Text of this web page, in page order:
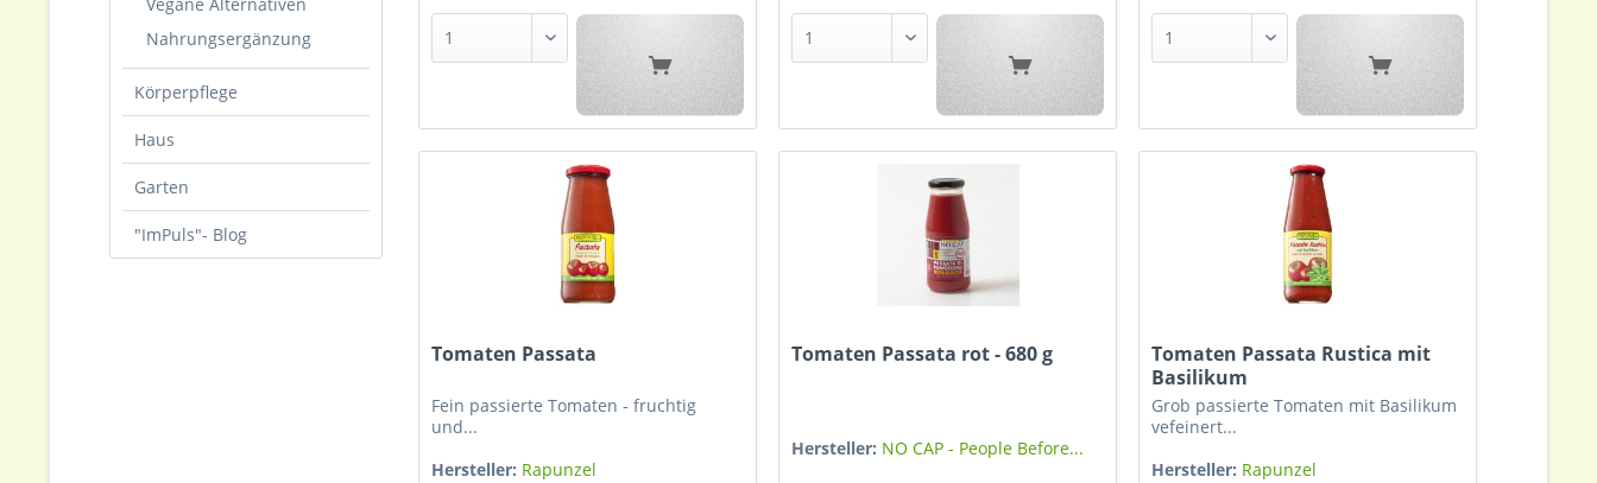
Nahrungsergänzung
Körperpflege
Haus
Garten
"ImPuls"- Blog
Tomaten Passata
Fein passierte Tomaten - fruchtig
und...
Hersteller: Rapunzel
Tomaten Passata rot - 680 g
Hersteller: NO CAP - People Before...
Tomaten Passata Rustica mit
Basilikum
Grob passierte Tomaten mit Basilikum
vefeinert...
Hersteller: Rapunzel